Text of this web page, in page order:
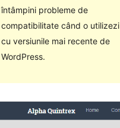
întâmpini probleme de
compatibilitate când o utilizezi
cu versiunile mai recente de
WordPress.